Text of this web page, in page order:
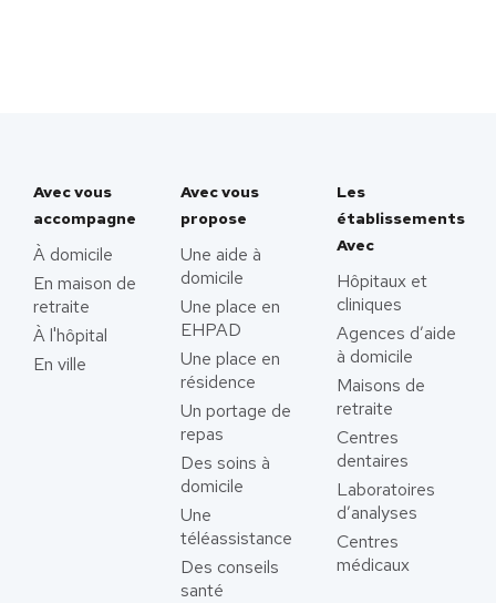
Avec vous
accompagne
À domicile
En maison de
retraite
À l'hôpital
En ville
Avec vous
propose
Une aide à
domicile
Une place en
EHPAD
Une place en
résidence
Un portage de
repas
Des soins à
domicile
Une
téléassistance
Des conseils
santé
Les
établissements
Avec
Hôpitaux et
cliniques
Agences d’aide
à domicile
Maisons de
retraite
Centres
dentaires
Laboratoires
d’analyses
Centres
médicaux